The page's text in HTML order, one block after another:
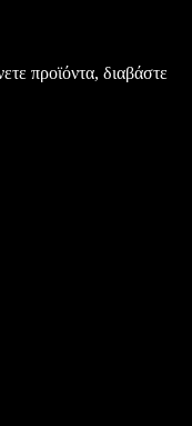
προϊόντα, διαβάστε